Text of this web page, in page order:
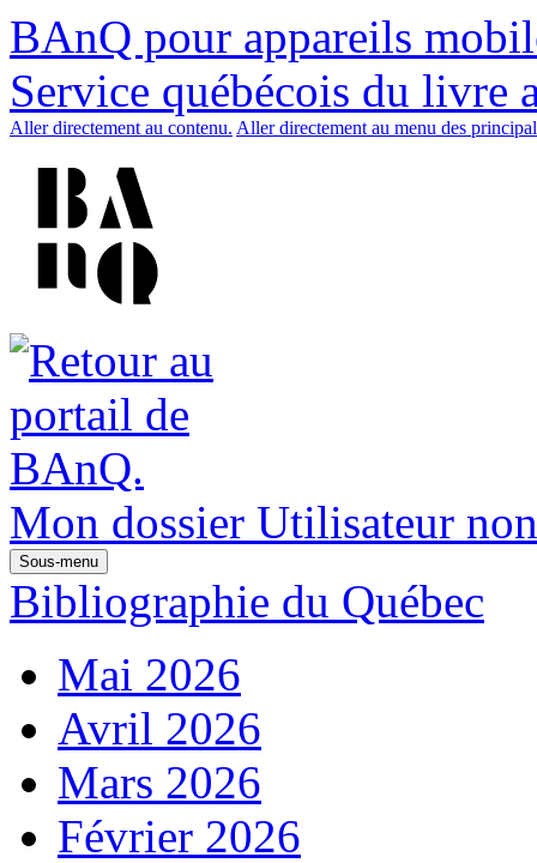
BAnQ pour appareils
Service québécois du livre
Aller directement au contenu. Aller directement au menu des
Mon dossier Utilisateur
Sous-menu
Bibliographie du Québec
Mai 2026
Avril 2026
Mars 2026
Février 2026